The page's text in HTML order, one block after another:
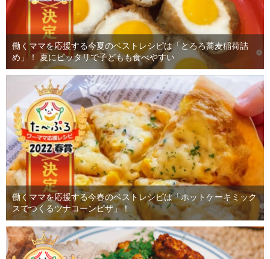
働くママを応援する今夏のベストレシピは「とろろ蕎麦稲荷詰
め」！ 夏にピッタリで子どもも食べやすい
働くママを応援する今春のベストレシピは「ホットケーキミック
スでつくるツナコーンピザ」！